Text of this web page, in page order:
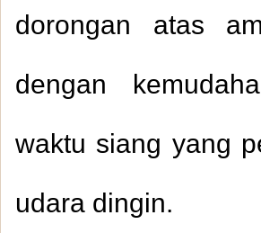
dorongan atas
dengan
waktu siang yang
udara dingin.